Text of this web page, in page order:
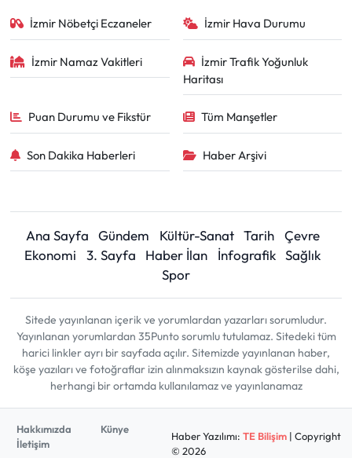
İzmir Nöbetçi Eczaneler İzmir Hava Durumu
İzmir Namaz Vakitleri
İzmir Trafik Yoğunluk
Haritası
Puan Durumu ve Fikstür Tüm Manşetler
Son Dakika Haberleri Haber Arşivi
Ana Sayfa Gündem Kültür-Sanat Tarih
Çevre
Ekonomi
3. Sayfa Haber İlan İnfografik Sağlık
Spor
Sitede yayınlanan içerik ve yorumlardan yazarları sorumludur.
Yayınlanan yorumlardan 35Punto sorumlu tutulamaz. Sitedeki tüm
harici linkler ayrı bir sayfada açılır. Sitemizde yayınlanan haber,
köşe yazıları ve fotoğraflar izin alınmaksızın kaynak gösterilse dahi,
herhangi bir ortamda kullanılamaz ve yayınlanamaz
Hakkımızda
Künye
İletişim
Haber Yazılımı: TE Bilişim| Copyright
© 2026